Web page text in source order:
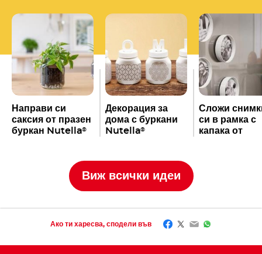
Направи си
саксия от празен
буркан Nutella®
Декорация за
дома с буркани
Nutella®
Сложи
си в рамка с
капака от
Виж всички идеи
Ако ти харесва, сподели във Facebook
Twitter
EmailWhatsApp